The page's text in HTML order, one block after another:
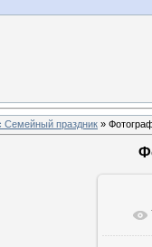
Семейный праздник »